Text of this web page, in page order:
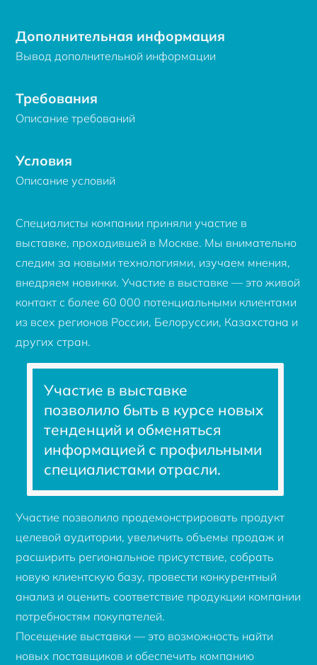
Дополнительная информация
Вывод дополнительной информации
Требования
Описание требований
Условия
Описание условий
Специалисты компании приняли участие в
выставке, проходившей в Москве. Мы внимательно
следим за новыми технологиями, изучаем мнения,
внедряем новинки. Участие в выставке — это живой
контакт с более 60 000 потенциальными клиентами
из всех регионов России, Белоруссии, Казахстана и
других стран.
Участие в выставке
позволило быть в курсе новых
тенденций и обменяться
информацией с профильными
специалистами отрасли.
Участие позволило продемонстрировать продукт
целевой аудитории, увеличить объемы продаж и
расширить региональное присутствие, собрать
новую клиентскую базу, провести конкурентный
анализ и оценить соответствие продукции компании
потребностям покупателей.
Посещение выставки — это возможность найти
новых поставщиков и обеспечить компанию